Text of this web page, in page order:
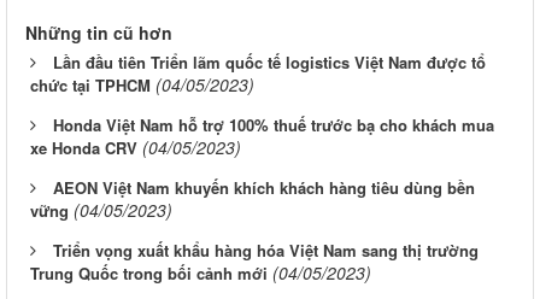
Những tin cũ hơn
Lần đầu tiên Triển lãm quốc tế logistics Việt Nam được tổ
chức tại TPHCM (04/05/2023)
Honda Việt Nam hỗ trợ 100% thuế trước bạ cho khách mua
xe Honda CRV (04/05/2023)
AEON Việt Nam khuyến khích khách hàng tiêu dùng bền
vững (04/05/2023)
Triển vọng xuất khẩu hàng hóa Việt Nam sang thị trường
Trung Quốc trong bối cảnh mới (04/05/2023)